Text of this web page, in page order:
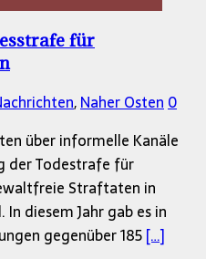
für
,Naher Osten0
über informelle Kanäle
der Todestrafe für
Straftaten in
diesem Jahr gab es in
gegenüber 185[…]